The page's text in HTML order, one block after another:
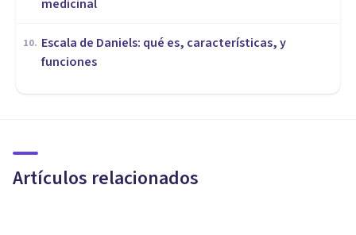
medicinal
10. Escala de Daniels: qué es, características, y
funciones
Artículos relacionados
causas, síntomas y tratamiento